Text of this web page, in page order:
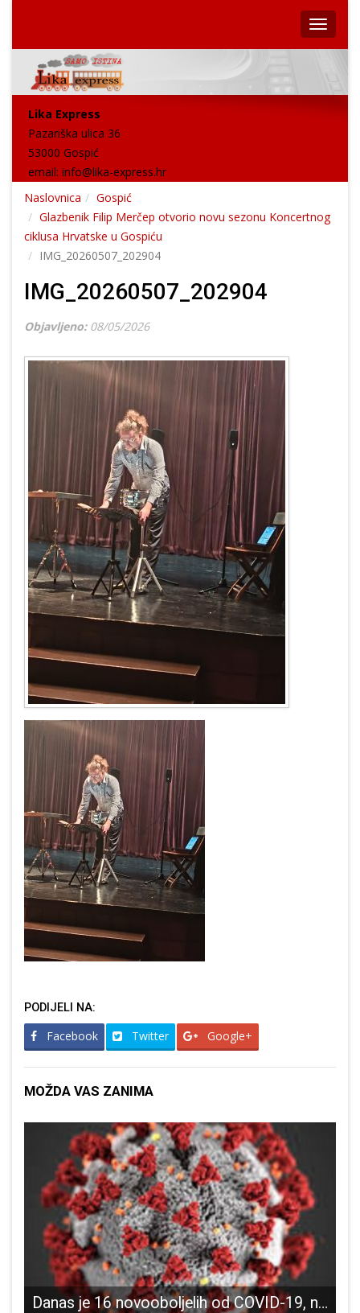
Lika Express
Pazariška ulica 36
53000 Gospić
email: info@lika-express.hr
Naslovnica
Gospić
Glazbenik Filip Merčep otvorio novu sezonu Koncertnog
ciklusa Hrvatske u Gospiću
IMG_20260507_202904
IMG_20260507_202904
Objavljeno: 08/05/2026
PODIJELI NA:
Facebook Twitter Google+
MOŽDA VAS ZANIMA
Danas je 16 novooboljelih od COVID-19, najviše u Gospiću